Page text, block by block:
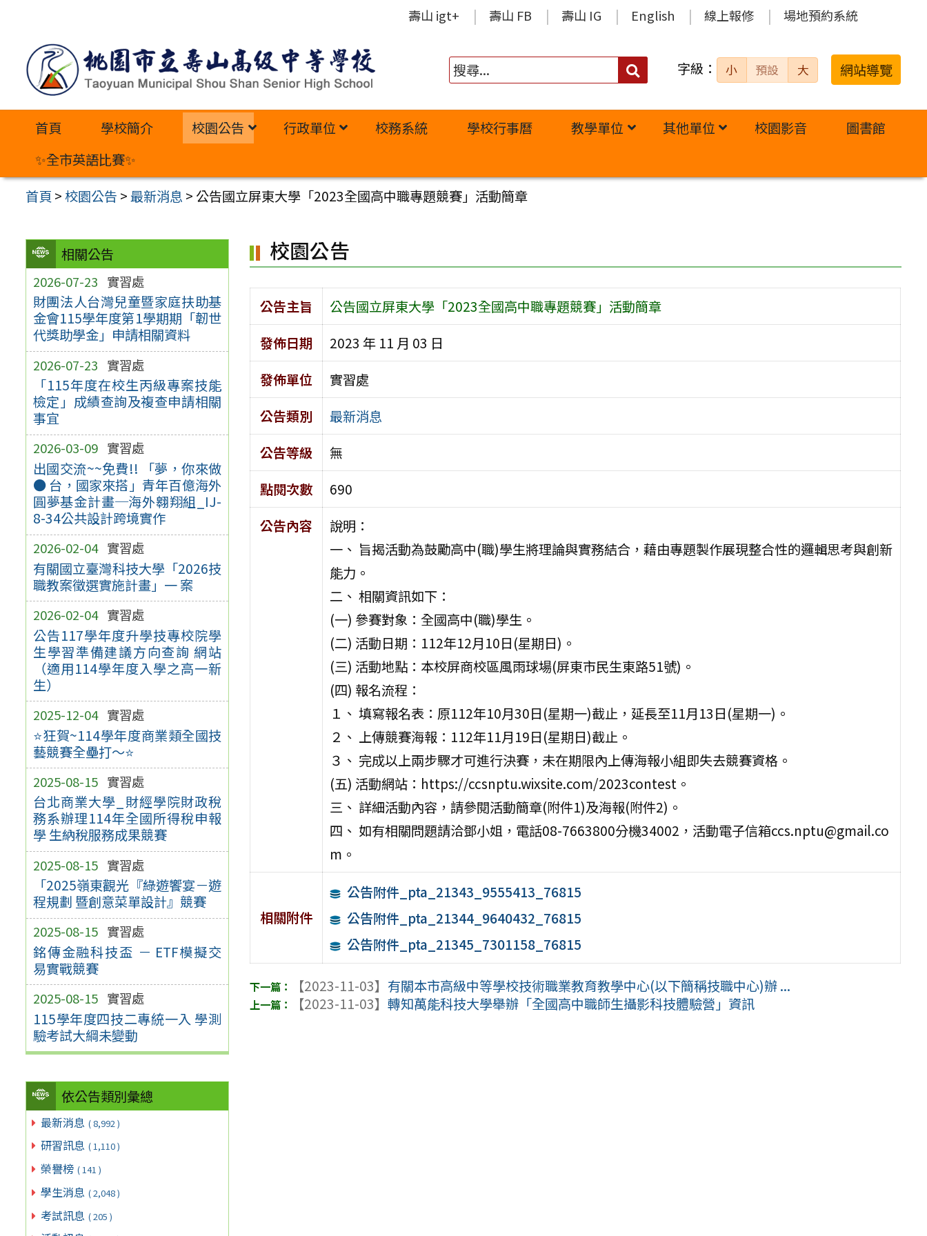
內
壽山 igt+ 壽山 FB 壽山 IG English 線上報修 場地預約系統
搜
字級： 小 預設 大 網站導覽
首頁 學校簡介 校園公告 行政單位 校務系統 學校行事曆 教學單位 其他單位 校園影音
圖書館
✨全市英語比賽✨
首頁 >校園公告 >最新消息 > 公告國立屏東大學「2023全國高中職專題競賽」活動簡章
相關公告
2026-07-23 實習處
財團法人台灣兒童暨家庭扶助基
金會115學年度第1學期期「韌世
代獎助學金」申請相關資料
2026-07-23 實習處
「115年度在校生丙級專案技能
檢定」成績查詢及複查申請相關
事宜
2026-03-09 實習處
出國交流~~免費!! 「夢，你來做
● 台，國家來搭」青年百億海外
圓夢基金計畫─海外翱翔組_IJ-
8-34公共設計跨境實作
2026-02-04 實習處
有關國立臺灣科技大學「2026技
職教案徵選實施計畫」一 案
2026-02-04 實習處
公告117學年度升學技專校院學
生學習準備建議方向查詢 網站
（適用114學年度入學之高一新
生）
2025-12-04 實習處
⭐狂賀~114學年度商業類全國技
藝競賽全壘打～⭐
2025-08-15 實習處
台北商業大學_財經學院財政稅
務系辦理114年全國所得稅申報
學 生納稅服務成果競賽
2025-08-15 實習處
「2025嶺東觀光『綠遊饗宴－遊
程規劃 暨創意菜單設計』競賽
2025-08-15 實習處
銘傳金融科技盃 － ETF模擬交
易實戰競賽
2025-08-15 實習處
115學年度四技二專統一入 學測
驗考試大綱未變動
依公告類別彙總
最新消息 ( 8,992 )
研習訊息 ( 1,110 )
榮譽榜 ( 141 )
學生消息 ( 2,048 )
考試訊息 ( 205 )
校園公告
公告主旨
公告國立屏東大學「2023全國高中職專題競賽」活動簡章
發佈日期
2023 年 11 月 03 日
發佈單位
實習處
公告類別
最新消息
公告等級
無
點閱次數
690
公告內容
說明：
一、 旨揭活動為鼓勵高中(職)學生將理論與實務結合，藉由專題製作展現整合性的邏輯思考與創新
能力。
二、 相關資訊如下：
(一) 參賽對象：全國高中(職)學生。
(二) 活動日期：112年12月10日(星期日)。
(三) 活動地點：本校屏商校區風雨球場(屏東市民生東路51號)。
(四) 報名流程：
１、 填寫報名表：原112年10月30日(星期一)截止，延長至11月13日(星期一)。
２、 上傳競賽海報：112年11月19日(星期日)截止。
３、 完成以上兩步驟才可進行決賽，未在期限內上傳海報小組即失去競賽資格。
(五) 活動網站：https://ccsnptu.wixsite.com/2023contest。
三、 詳細活動內容，請參閱活動簡章(附件1)及海報(附件2)。
四、 如有相關問題請洽鄧小姐，電話08-7663800分機34002，活動電子信箱ccs.nptu@gmail.co
m。
相關附件
公告附件_pta_21343_9555413_76815
公告附件_pta_21344_9640432_76815
公告附件_pta_21345_7301158_76815
【2023-11-03】 有關本市高級中等學校技術職業教育教學中心(以下簡稱技職中心)辦 ...
【2023-11-03】轉知萬能科技大學舉辦「全國高中職師生攝影科技體驗營」資訊